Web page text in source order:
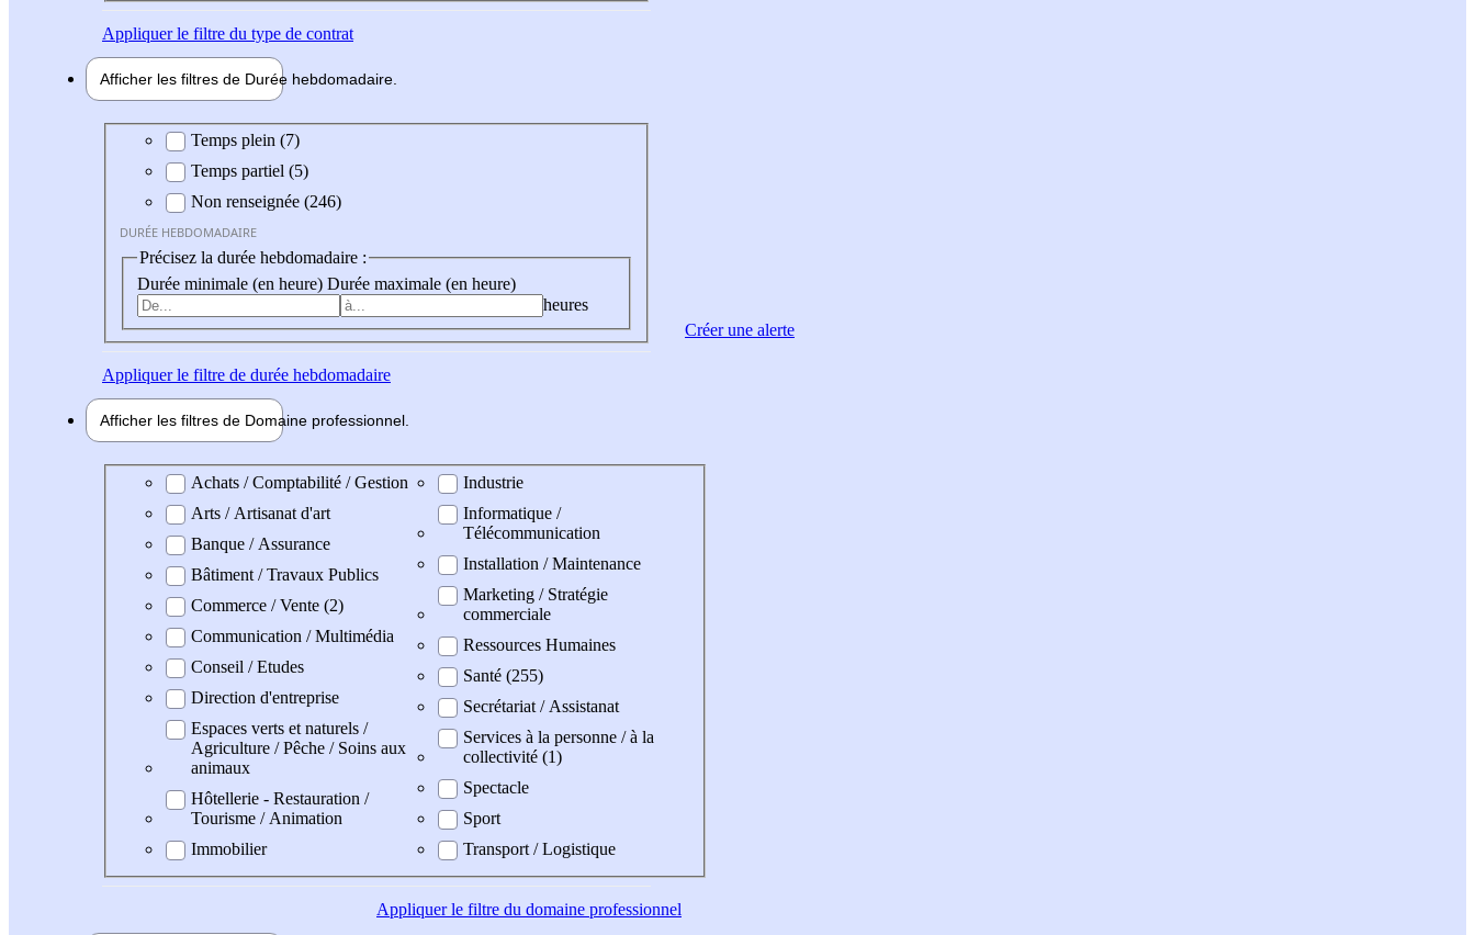
Appliquerle filtre du type de contrat
Afficher les filtres de Durée hebdomadaire
Durée hebdomadaire
Temps plein (7)
Temps partiel (5)
Non renseignée (246)
DURÉE HEBDOMADAIRE
Précisez la durée hebdomadaire :
Durée minimale (en heure) Durée maximale (en heure)
heures
Appliquerle filtre de durée hebdomadaire
Afficher les filtres de Domaine professionnel
Domaine professionel
Achats / Comptabilité / Gestion
Arts / Artisanat d'art
Banque / Assurance
Bâtiment / Travaux Publics
Commerce / Vente (2)
Communication / Multimédia
Conseil / Etudes
Direction d'entreprise
Espaces verts et naturels /
Agriculture / Pêche / Soins aux
animaux
Hôtellerie - Restauration /
Tourisme / Animation
Immobilier
Industrie
Informatique /
Télécommunication
Installation / Maintenance
Marketing / Stratégie
commerciale
Ressources Humaines
Santé (255)
Secrétariat / Assistanat
Services à la personne / à la
collectivité (1)
Spectacle
Sport
Transport / Logistique
Appliquerle filtre du domaine professionnel
Créer une alerte